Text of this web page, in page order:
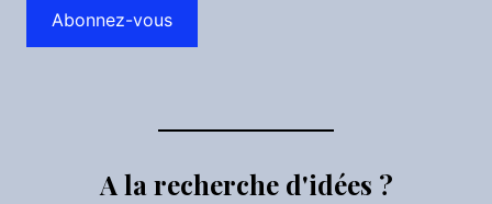
Abonnez-vous
A la recherche d'idées ?